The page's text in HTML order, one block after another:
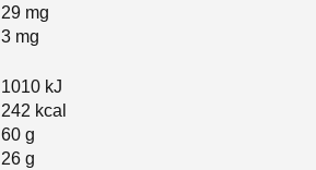
29 mg
3 mg
1010 kJ
242 kcal
60 g
26 g